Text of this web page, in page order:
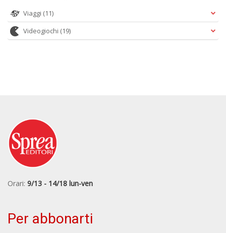
Viaggi (11)
Videogiochi (19)
Orari: 9/13 - 14/18 lun-ven
Per abbonarti